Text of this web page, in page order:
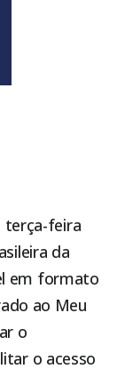
terça-feira
da
em formato
ao Meu
o
o acesso